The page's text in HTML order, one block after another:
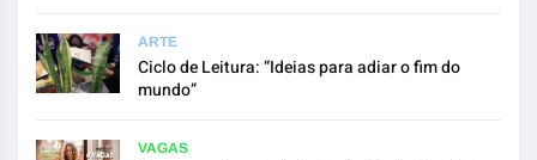
ARTE
Ciclo de Leitura: “Ideias para adiar o fim do
mundo”
VAGAS